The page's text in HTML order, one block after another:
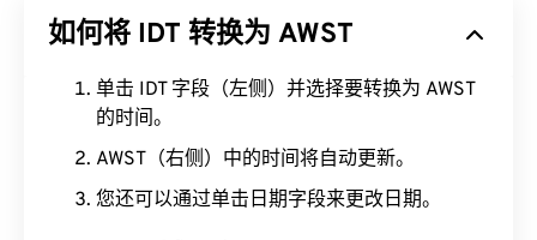
如何将 IDT 转换为 AWST
单击 IDT 字段（左侧）并选择要转换为 AWST
的时间。
AWST（右侧）中的时间将自动更新。
您还可以通过单击日期字段来更改日期。